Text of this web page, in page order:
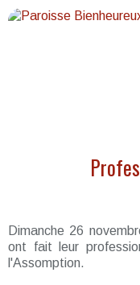
Dimanche 26
ont fait leur
l'Assomption.